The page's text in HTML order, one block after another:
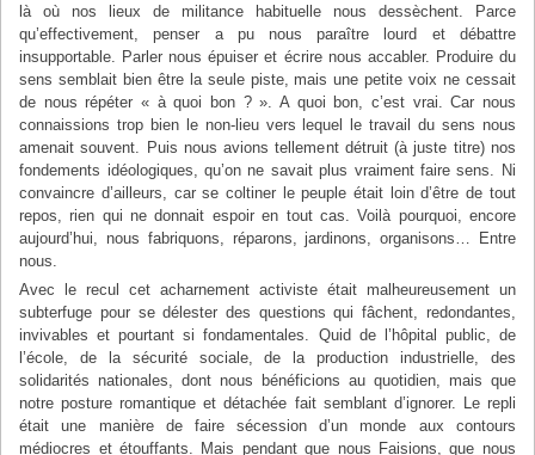
là où nos lieux de militance habituelle nous dessèchent. Parce
qu’effectivement, penser a pu nous paraître lourd et débattre
insupportable. Parler nous épuiser et écrire nous accabler. Produire du
sens semblait bien être la seule piste, mais une petite voix ne cessait
de nous répéter « à quoi bon ? ». A quoi bon, c’est vrai. Car nous
connaissions trop bien le non-lieu vers lequel le travail du sens nous
amenait souvent. Puis nous avions tellement détruit (à juste titre) nos
fondements idéologiques, qu’on ne savait plus vraiment faire sens. Ni
convaincre d’ailleurs, car se coltiner le peuple était loin d’être de tout
repos, rien qui ne donnait espoir en tout cas. Voilà pourquoi, encore
aujourd’hui, nous fabriquons, réparons, jardinons, organisons… Entre
nous.
Avec le recul cet acharnement activiste était malheureusement un
subterfuge pour se délester des questions qui fâchent, redondantes,
invivables et pourtant si fondamentales. Quid de l’hôpital public, de
l’école, de la sécurité sociale, de la production industrielle, des
solidarités nationales, dont nous bénéficions au quotidien, mais que
notre posture romantique et détachée fait semblant d’ignorer. Le repli
était une manière de faire sécession d’un monde aux contours
médiocres et étouffants. Mais pendant que nous Faisions, que nous